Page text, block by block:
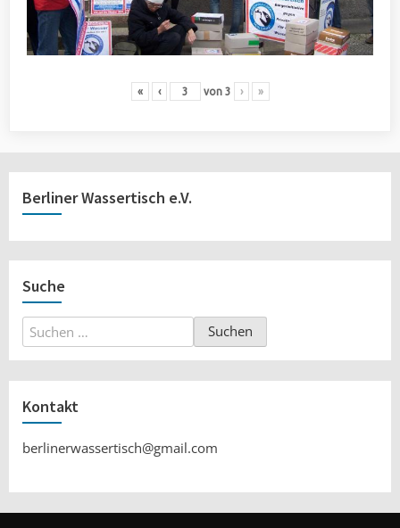
« ‹ von 3 › »
Berliner Wassertisch e.V.
Suche
Suchen
nach:
Kontakt
berlinerwassertisch@gmail.com